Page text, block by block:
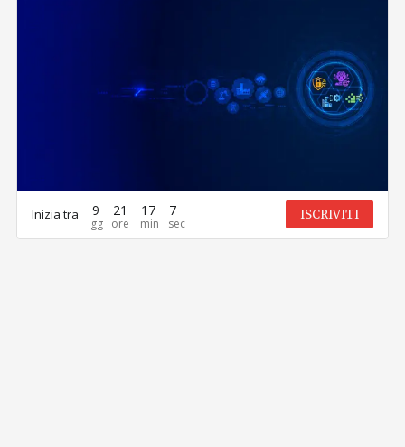
Inizia tra 9 21 17 7 ISCRIVITI